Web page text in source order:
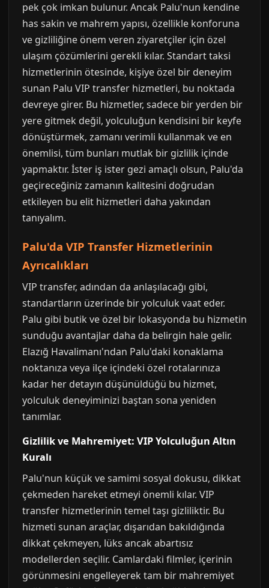
pek çok imkan bulunur. Ancak Palu'nun kendine
has sakin ve mahrem yapısı, özellikle konforuna
ve gizliliğine önem veren ziyaretçiler için özel
ulaşım çözümlerini gerekli kılar. Standart taksi
hizmetlerinin ötesinde, kişiye özel bir deneyim
sunan Palu VIP transfer hizmetleri, bu noktada
devreye girer. Bu hizmetler, sadece bir yerden bir
yere gitmek değil, yolculuğun kendisini bir keyfe
dönüştürmek, zamanı verimli kullanmak ve en
önemlisi, tüm bunları mutlak bir gizlilik içinde
yapmaktır. İster iş ister gezi amaçlı olsun, Palu'da
geçireceğiniz zamanın kalitesini doğrudan
etkileyen bu elit hizmetleri daha yakından
tanıyalım.
Palu'da VIP Transfer Hizmetlerinin
Ayrıcalıkları
VIP transfer, adından da anlaşılacağı gibi,
standartların üzerinde bir yolculuk vaat eder.
Palu gibi butik ve özel bir lokasyonda bu hizmetin
sunduğu avantajlar daha da belirgin hale gelir.
Elazığ Havalimanı'ndan Palu'daki konaklama
noktanıza veya ilçe içindeki özel rotalarınıza
kadar her detayın düşünüldüğü bu hizmet,
yolculuk deneyiminizi baştan sona yeniden
tanımlar.
Gizlilik ve Mahremiyet: VIP Yolculuğun Altın
Kuralı
Palu'nun küçük ve samimi sosyal dokusu, dikkat
çekmeden hareket etmeyi önemli kılar. VIP
transfer hizmetlerinin temel taşı gizliliktir. Bu
hizmeti sunan araçlar, dışarıdan bakıldığında
dikkat çekmeyen, lüks ancak abartısız
modellerden seçilir. Camlardaki filmler, içerinin
görünmesini engelleyerek tam bir mahremiyet